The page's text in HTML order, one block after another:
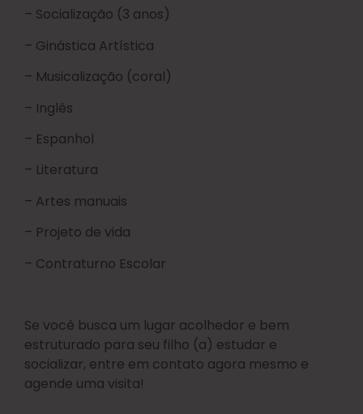
– Socialização (3 anos)
– Ginástica Artística
– Musicalização (coral)
– Inglês
– Espanhol
– Literatura
– Artes manuais
– Projeto de vida
– Contraturno Escolar
Se você busca um lugar acolhedor e bem
estruturado para seu filho (a) estudar e
socializar, entre em contato agora mesmo e
agende uma visita!